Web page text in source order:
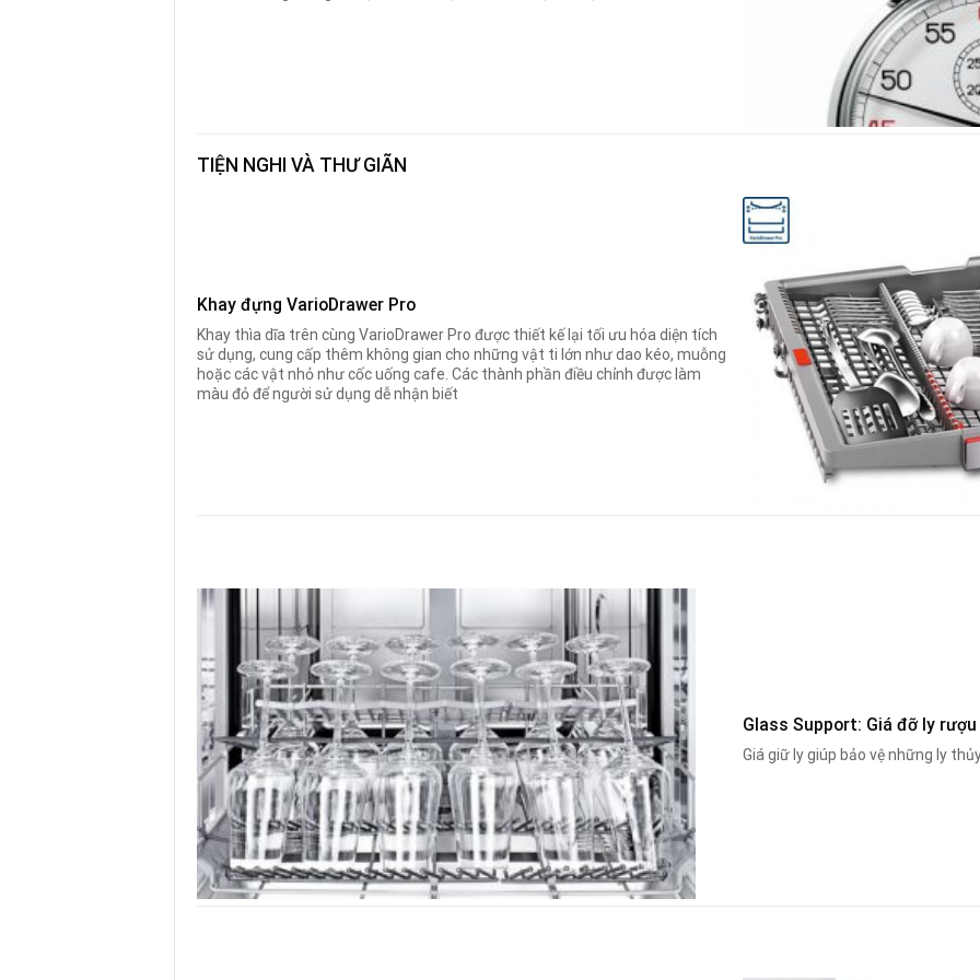
TIỆN NGHI VÀ THƯ GIÃN
Khay đựng VarioDrawer Pro
Khay thìa dĩa trên cùng VarioDrawer Pro được thiết kế lại tối ưu hóa diện tích
sử dụng, cung cấp thêm không gian cho những vật ti lớn như dao kéo, muỗng
hoặc các vật nhỏ như cốc uống cafe. Các thành phần điều chỉnh được làm
màu đỏ để người sử dụng dễ nhận biết
Glass Support: Giá đỡ ly
Giá giữ ly giúp bảo vệ những ly